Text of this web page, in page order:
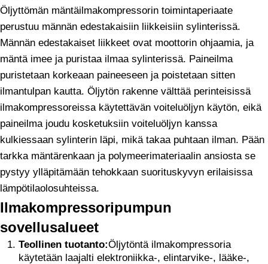
Öljyttömän mäntäilmakompressorin toimintaperiaate
perustuu männän edestakaisiin liikkeisiin sylinterissä.
Männän edestakaiset liikkeet ovat moottorin ohjaamia, ja
mäntä imee ja puristaa ilmaa sylinterissä. Paineilma
puristetaan korkeaan paineeseen ja poistetaan sitten
ilmantulpan kautta. Öljytön rakenne välttää perinteisissä
ilmakompressoreissa käytettävän voiteluöljyn käytön, eikä
paineilma joudu kosketuksiin voiteluöljyn kanssa
kulkiessaan sylinterin läpi, mikä takaa puhtaan ilman. Pään
tarkka mäntärenkaan ja polymeerimateriaalin ansiosta se
pystyy ylläpitämään tehokkaan suorituskyvyn erilaisissa
lämpötilaolosuhteissa.
Ilmakompressoripumpun
sovellusalueet
Teollinen tuotanto:Öljytöntä ilmakompressoria
käytetään laajalti elektroniikka-, elintarvike-, lääke-,